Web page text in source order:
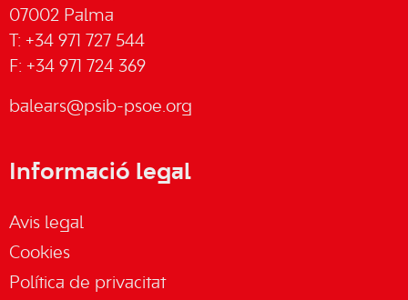
07002 Palma
T: +34 971 727 544
F: +34 971 724 369
balears@psib-psoe.org
Informació legal
Avis legal
Cookies
Política de privacitat